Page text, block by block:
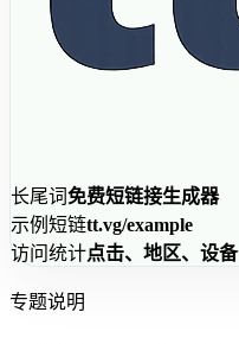
长尾词免费短链接生成器
示例短链tt.vg/example
访问统计点击、地区、设备
专题说明